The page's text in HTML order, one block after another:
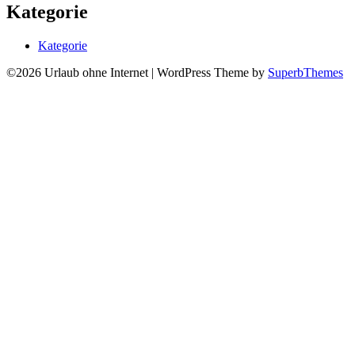
Kategorie
Kategorie
©2026 Urlaub ohne Internet | WordPress Theme by SuperbThemes